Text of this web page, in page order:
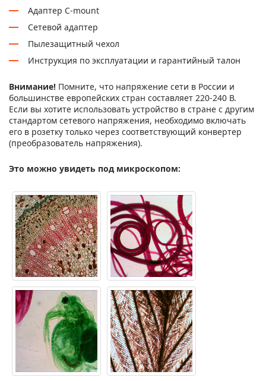
Адаптер C-mount
Сетевой адаптер
Пылезащитный чехол
Инструкция по эксплуатации и гарантийный талон
Внимание! Помните, что напряжение сети в России и
большинстве европейских стран составляет 220-240 В.
Если вы хотите использовать устройство в стране с другим
стандартом сетевого напряжения, необходимо включать
его в розетку только через соответствующий конвертер
(преобразователь напряжения).
Это можно увидеть под микроскопом: